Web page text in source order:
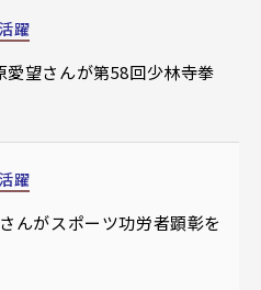
躍
望さんが第58回少林寺拳
躍
んがスポーツ功労者顕彰を